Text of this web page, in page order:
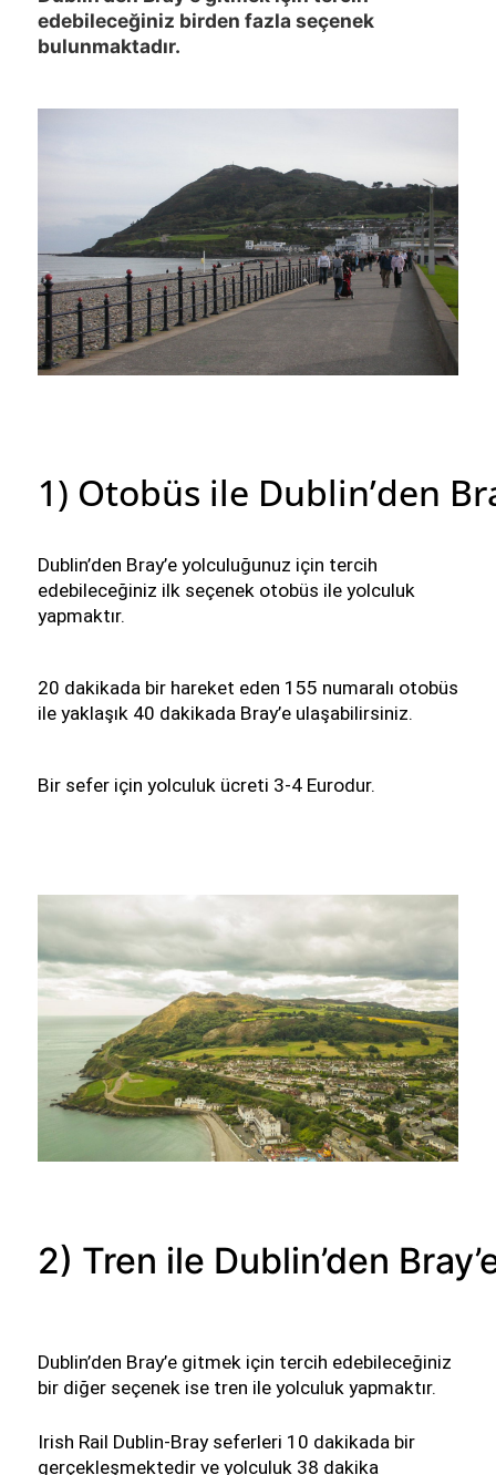
edebileceğiniz birden fazla seçenek
bulunmaktadır.
1) Otobüs ile Dublin’den
Dublin’den Bray’e yolculuğunuz için tercih
edebileceğiniz ilk seçenek otobüs ile yolculuk
yapmaktır.
20 dakikada bir hareket eden 155 numaralı otobüs
ile yaklaşık 40 dakikada Bray’e ulaşabilirsiniz.
Bir sefer için yolculuk ücreti 3-4 Eurodur.
2) Tren ile Dublin’den
Dublin’den Bray’e gitmek için tercih edebileceğiniz
bir diğer seçenek ise tren ile yolculuk yapmaktır.
Irish Rail Dublin-Bray seferleri 10 dakikada bir
gerçekleşmektedir ve yolculuk 38 dakika